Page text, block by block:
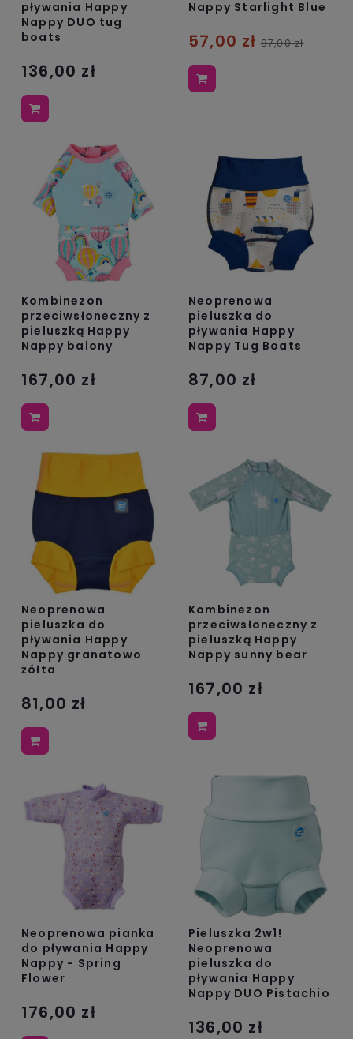
pływania Happy
Nappy DUO tug
boats
136,00 zł
Nappy Starlight Blue
57,00 zł 87,00 zł
Kombinezon
przeciwsłoneczny z
pieluszką Happy
Nappy balony
167,00 zł
Neoprenowa
pieluszka do
pływania Happy
Nappy Tug Boats
87,00 zł
Neoprenowa
pieluszka do
pływania Happy
Nappy granatowo
żółta
81,00 zł
Kombinezon
przeciwsłoneczny z
pieluszką Happy
Nappy sunny bear
167,00 zł
Neoprenowa pianka
do pływania Happy
Nappy - Spring
Flower
176,00 zł
Pieluszka 2w1!
Neoprenowa
pieluszka do
pływania Happy
Nappy DUO Pistachio
136,00 zł